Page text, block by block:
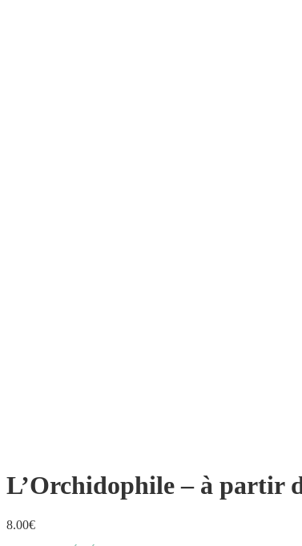
L’Orchidophile – à partir
8.00€